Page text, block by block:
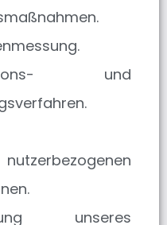
und
unseres